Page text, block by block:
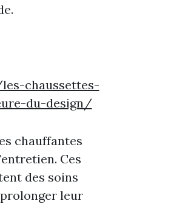
chaussettes-
du-design/
chauffantes
Ces
des soins
leur